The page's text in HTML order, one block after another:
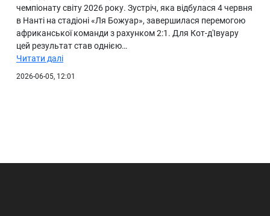
чемпіонату світу 2026 року. Зустріч, яка відбулася 4 червня
в Нанті на стадіоні «Ля Божуар», завершилася перемогою
африканської команди з рахунком 2:1. Для Кот-д'Івуару
цей результат став однією…
Читати далі
2026-06-05, 12:01